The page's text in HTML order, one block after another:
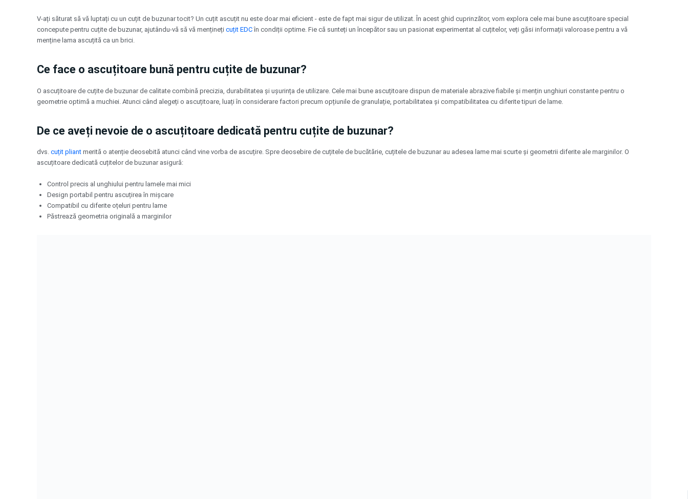
V-ați săturat să vă luptați cu un cuțit de buzunar tocit? Un cuțit ascuțit nu este doar mai eficient - este de fapt mai sigur de utilizat. În acest ghid cuprinzător, vom explora cele mai bune ascuțitoare special
concepute pentru cuțite de buzunar, ajutându-vă să vă mențineți cuțit EDCîn condiții optime. Fie că sunteți un începător sau un pasionat experimentat al cuțitelor, veți găsi informații valoroase pentru a vă
menține lama ascuțită ca un brici.
Ce face o ascuțitoare bună pentru cuțite de buzunar?
O ascuțitoare de cuțite de buzunar de calitate combină precizia, durabilitatea și ușurința de utilizare. Cele mai bune ascuțitoare dispun de materiale abrazive fiabile și mențin unghiuri constante pentru o
geometrie optimă a muchiei. Atunci când alegeți o ascuțitoare, luați în considerare factori precum opțiunile de granulație, portabilitatea și compatibilitatea cu diferite tipuri de lame.
De ce aveți nevoie de o ascuțitoare dedicată pentru cuțite de buzunar?
dvs. cuțit pliant merită o atenție deosebită atunci când vine vorba de ascuțire. Spre deosebire de cuțitele de bucătărie, cuțitele de buzunar au adesea lame mai scurte și geometrii diferite ale marginilor. O
ascuțitoare dedicată cuțitelor de buzunar asigură:
Control precis al unghiului pentru lamele mai mici
Design portabil pentru ascuțirea în mișcare
Compatibil cu diferite oțeluri pentru lame
Păstrează geometria originală a marginilor